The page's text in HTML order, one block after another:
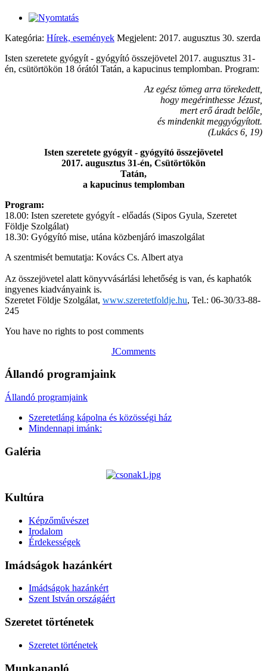
Kategória: Hírek, események Megjelent: 2017. augusztus 30. szerda
Isten szeretete gyógyít - gyógyító összejövetel 2017. augusztus 31-
én, csütörtökön 18 órától Tatán, a kapucinus templomban. Program:
Az egész tömeg arra törekedett,
hogy megérinthesse Jézust,
mert erő áradt belőle,
és mindenkit meggyógyított.
(Lukács 6, 19)
Isten szeretete gyógyít - gyógyító összejövetel
2017. augusztus 31-én, Csütörtökön
Tatán,
a kapucinus templomban
Program:
18.00: Isten szeretete gyógyít - előadás (Sipos Gyula, Szeretet
Földje Szolgálat)
18.30: Gyógyító mise, utána közbenjáró imaszolgálat
A szentmisét bemutatja: Kovács Cs. Albert atya
Az összejövetel alatt könyvvásárlási lehetőség is van, és kaphatók
ingyenes kiadványaink is.
Szeretet Földje Szolgálat, www.szeretetfoldje.hu, Tel.: 06-30/33-88-
245
You have no rights to post comments
JComments
Állandó programjaink
Állandó programjaink
Szeretetláng kápolna és közösségi ház
Mindennapi imánk:
Galéria
Kultúra
Képzőművészet
Irodalom
Érdekességek
Imádságok hazánkért
Imádságok hazánkért
Szent István országáért
Szeretet történetek
Szeretet történetek
Munkanapló